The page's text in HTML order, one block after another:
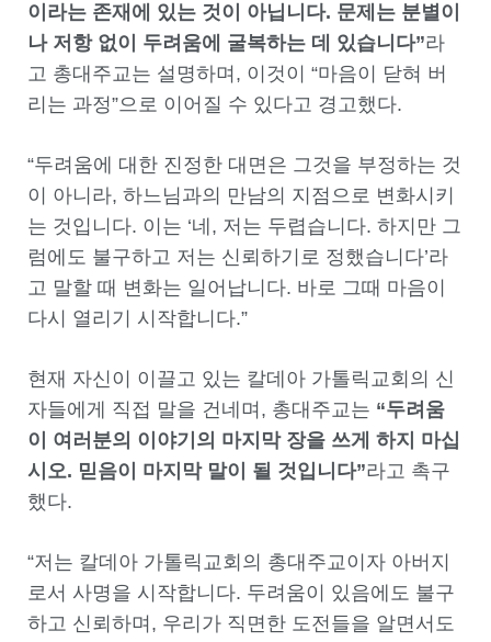
이라는 존재에 있는 것이 아닙니다. 문제는 분별이
나 저항 없이 두려움에 굴복하는 데 있습니다”라
고 총대주교는 설명하며, 이것이 “마음이 닫혀 버
리는 과정”으로 이어질 수 있다고 경고했다.
“두려움에 대한 진정한 대면은 그것을 부정하는 것
이 아니라, 하느님과의 만남의 지점으로 변화시키
는 것입니다. 이는 ‘네, 저는 두렵습니다. 하지만 그
럼에도 불구하고 저는 신뢰하기로 정했습니다’라
고 말할 때 변화는 일어납니다. 바로 그때 마음이
다시 열리기 시작합니다.”
현재 자신이 이끌고 있는 칼데아 가톨릭교회의 신
자들에게 직접 말을 건네며, 총대주교는 “두려움
이 여러분의 이야기의 마지막 장을 쓰게 하지 마십
시오. 믿음이 마지막 말이 될 것입니다”라고 촉구
했다.
“저는 칼데아 가톨릭교회의 총대주교이자 아버지
로서 사명을 시작합니다. 두려움이 있음에도 불구
하고 신뢰하며, 우리가 직면한 도전들을 알면서도